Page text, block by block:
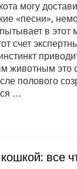
могу
«песни»,
в этот
счет
животным это
полового
…
все